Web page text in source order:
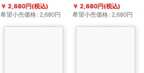
2,680円(税込)
希望小売価格: 2,680円
2,680円(税込)
希望小売価格: 2,680円